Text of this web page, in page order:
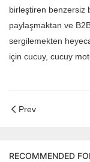
birleştiren benzersiz
paylaşmaktan ve
sergilemekten
için cucuy, cucuy
Prev
RECOMMENDED